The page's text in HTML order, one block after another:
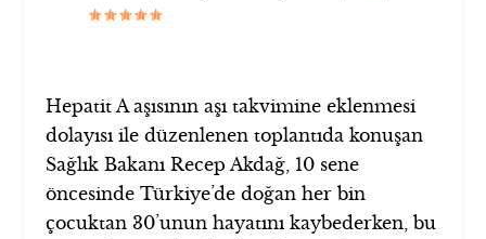
Hepatit A aşısının aşı takvimine eklenmesi
dolayısı ile düzenlenen toplantıda konuşan
Sağlık Bakanı Recep Akdağ, 10 sene
öncesinde Türkiye’de doğan her bin
çocuktan 30’unun hayatını kaybederken, bu